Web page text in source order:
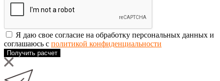
Я даю свое согласие на обработку персональных данных и
соглашаюсь с политикой конфиденциальности
Получить расчет